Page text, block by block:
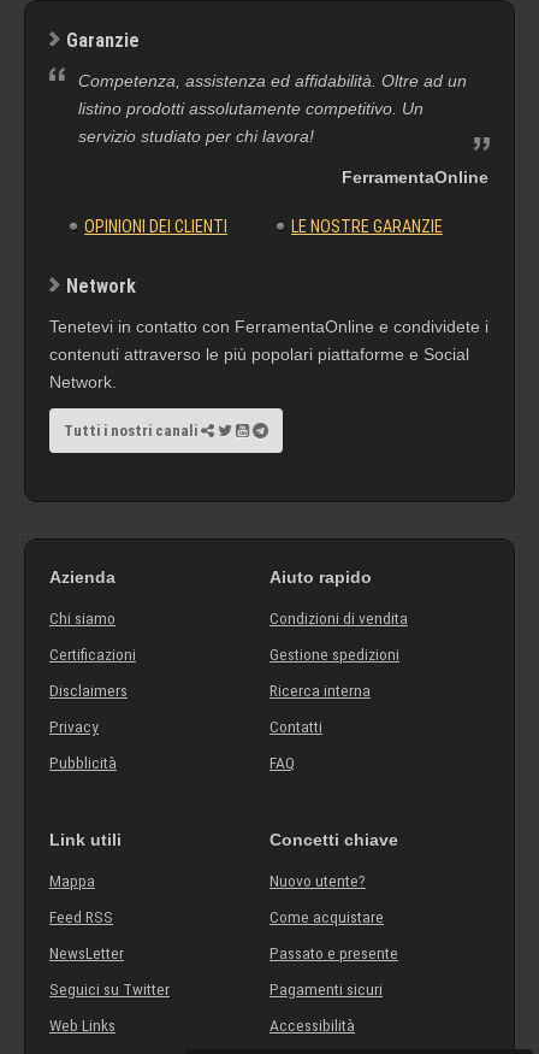
Garanzie
Competenza, assistenza ed affidabilità. Oltre ad un
listino prodotti assolutamente competitivo. Un
servizio studiato per chi lavora!
FerramentaOnline
OPINIONI DEI CLIENTI LE NOSTRE GARANZIE
Network
Tenetevi in contatto con FerramentaOnline e condividete i
contenuti attraverso le più popolari piattaforme e Social
Network.
Tutti i nostri canali
Azienda
Chi siamo
Certificazioni
Disclaimers
Privacy
Pubblicità
Aiuto rapido
Condizioni di vendita
Gestione spedizioni
Ricerca interna
Contatti
FAQ
Link utili
Mappa
Feed RSS
NewsLetter
Seguici su Twitter
Web Links
Concetti chiave
Nuovo utente?
Come acquistare
Passato e presente
Pagamenti sicuri
Accessibilità